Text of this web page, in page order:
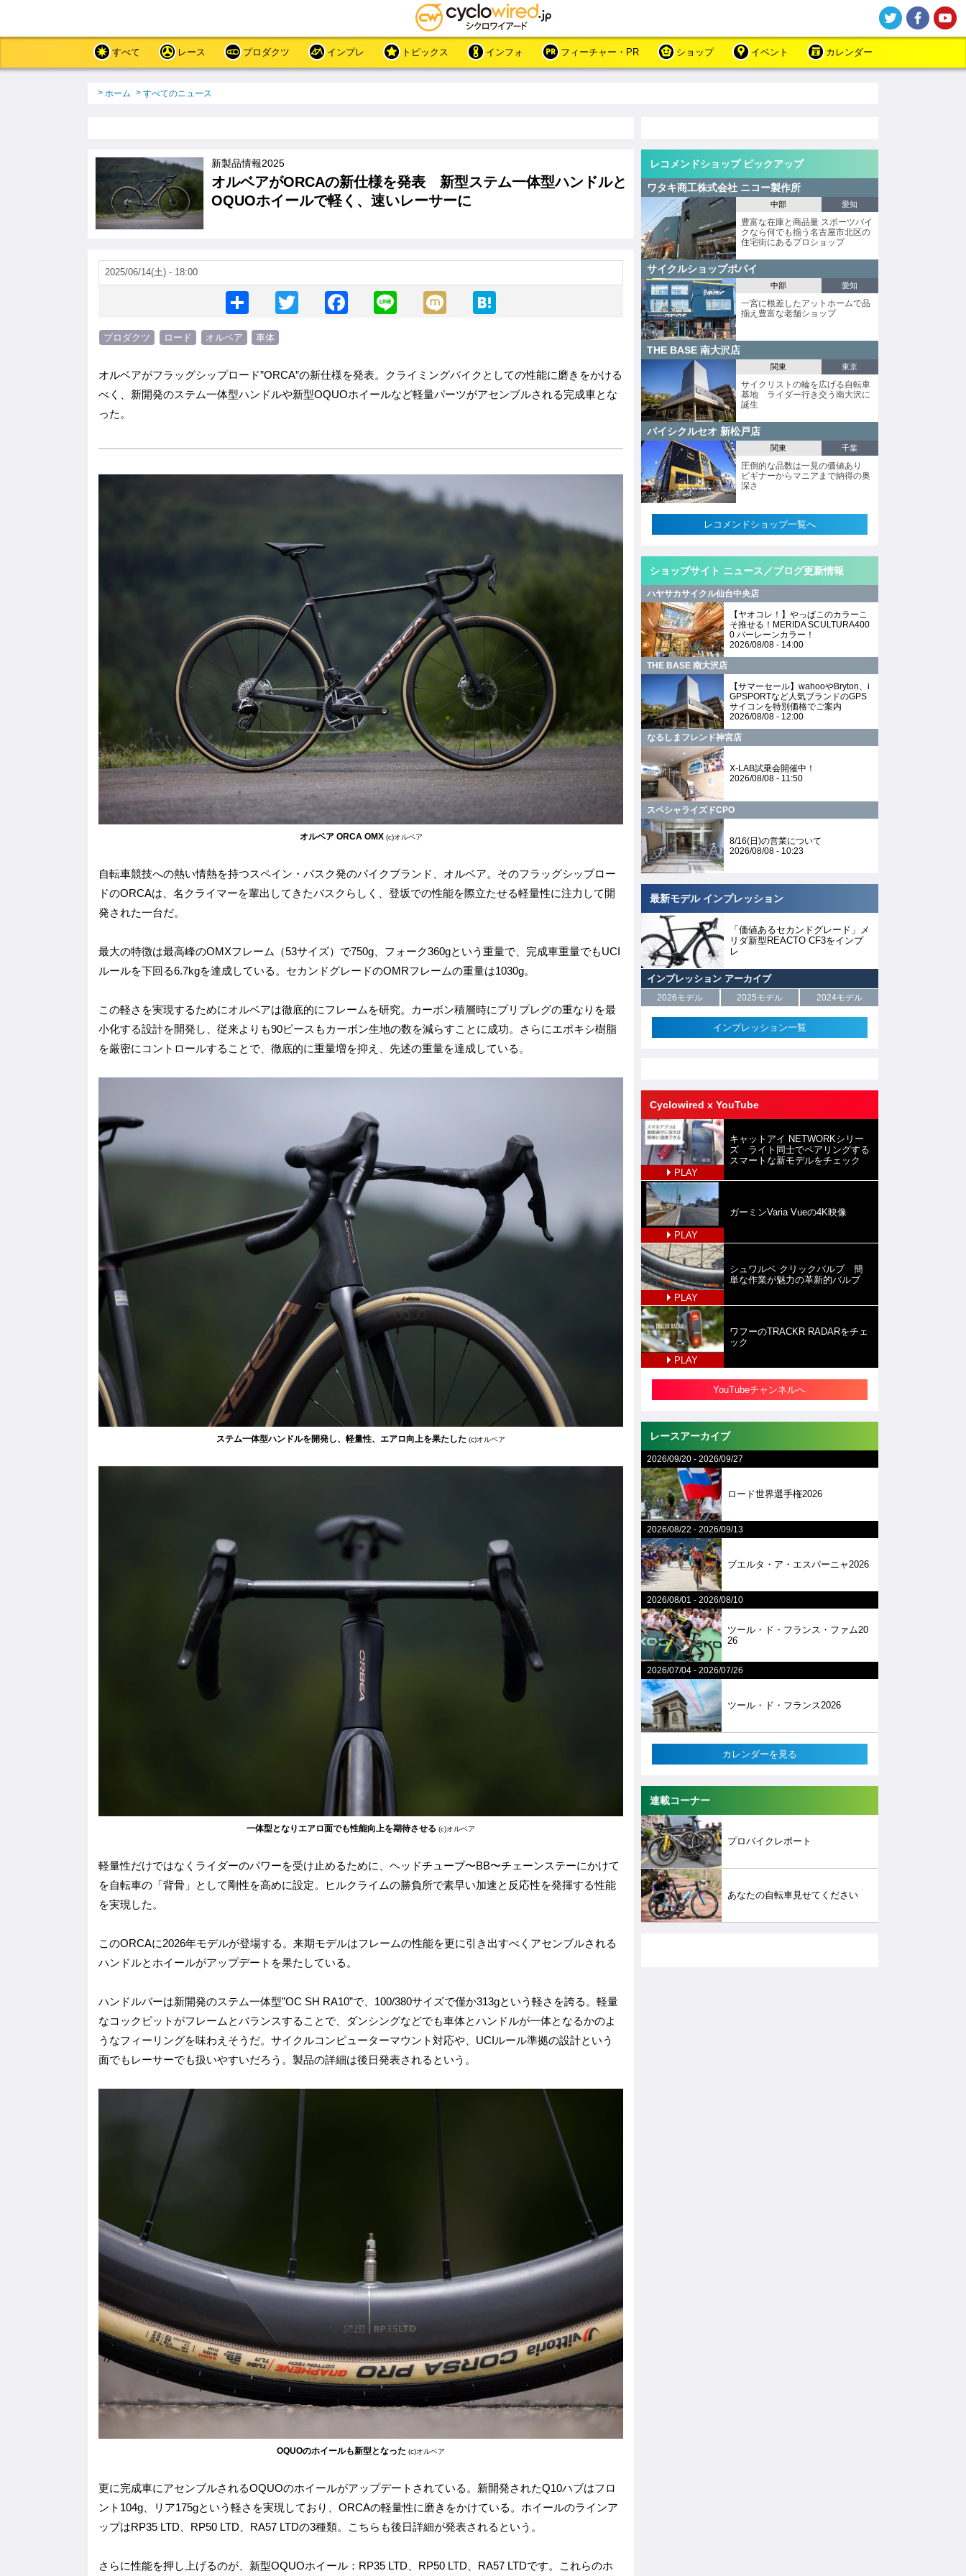
テ
すべて レース プロダクツ インプレ トピックス インフォ フィーチャー・PR ショップ イベント カレンダー
パ ホーム すべてのニュース
新製品情報2025
オルベアがORCAの新仕様を発表 新型ステム一体型ハンドルと
OQUOホイールで軽く、速いレーサーに
2025/06/14(土) - 18:00
h
ar
e
er
e
b
n
a
プロダクツ ロード オルベア 車体
オルベアがフラッグシップロード”ORCA”の新仕様を発表。クライミングバイクとしての性能に磨きをかける
べく、新開発のステム一体型ハンドルや新型OQUOホイールなど軽量パーツがアセンブルされる完成車とな
った。
オルベア ORCA OMX (c)オルベア
自転車競技への熱い情熱を持つスペイン・バスク発のバイクブランド、オルベア。そのフラッグシップロー
ドのORCAは、名クライマーを輩出してきたバスクらしく、登坂での性能を際立たせる軽量性に注力して開
発された一台だ。
最大の特徴は最高峰のOMXフレーム（53サイズ）で750g、フォーク360gという重量で、完成車重量でもUCI
ルールを下回る6.7kgを達成している。セカンドグレードのOMRフレームの重量は1030g。
この軽さを実現するためにオルベアは徹底的にフレームを研究。カーボン積層時にプリプレグの重なりを最
小化する設計を開発し、従来よりも90ピースもカーボン生地の数を減らすことに成功。さらにエポキシ樹脂
を厳密にコントロールすることで、徹底的に重量増を抑え、先述の重量を達成している。
ステム一体型ハンドルを開発し、軽量性、エアロ向上を果たした(c)オルベア
一体型となりエアロ面でも性能向上を期待させる(c)オルベア
軽量性だけではなくライダーのパワーを受け止めるために、ヘッドチューブ〜BB〜チェーンステーにかけて
を自転車の「背骨」として剛性を高めに設定。ヒルクライムの勝負所で素早い加速と反応性を発揮する性能
を実現した。
このORCAに2026年モデルが登場する。来期モデルはフレームの性能を更に引き出すべくアセンブルされる
ハンドルとホイールがアップデートを果たしている。
ハンドルバーは新開発のステム一体型”OC SH RA10”で、100/380サイズで僅か313gという軽さを誇る。軽量
なコックピットがフレームとバランスすることで、ダンシングなどでも車体とハンドルが一体となるかのよ
うなフィーリングを味わえそうだ。サイクルコンピューターマウント対応や、UCIルール準拠の設計という
面でもレーサーでも扱いやすいだろう。製品の詳細は後日発表されるという。
OQUOのホイールも新型となった(c)オルベア
更に完成車にアセンブルされるOQUOのホイールがアップデートされている。新開発されたQ10ハブはフロ
ント104g、リア175gという軽さを実現しており、ORCAの軽量性に磨きをかけている。ホイールのラインア
ップはRP35 LTD、RP50 LTD、RA57 LTDの3種類。こちらも後日詳細が発表されるという。
さらに性能を押し上げるのが、新型OQUOホイール：RP35 LTD、RP50 LTD、RA57 LTDです。これらのホ
レコメンドショップ ピックアップ
ワタキ商工株式会社 ニコー製作所
中部 愛知
豊富な在庫と商品量 スポーツバイ
クなら何でも揃う名古屋市北区の
住宅街にあるプロショップ
サイクルショップポパイ
中部 愛知
一宮に根差したアットホームで品
揃え豊富な老舗ショップ
THE BASE 南大沢店
関東 東京
サイクリストの輪を広げる自転車
基地 ライダー行き交う南大沢に
誕生
バイシクルセオ 新松戸店
関東 千葉
圧倒的な品数は一見の価値あり
ビギナーからマニアまで納得の奥
深さ
レコメンドショップ一覧へ
ショップサイト ニュース／ブログ更新情報
ハヤサカサイクル仙台中央店
【ヤオコレ！】やっぱこのカラーこ
そ推せる！MERIDA SCULTURA400
0 バーレーンカラー！
2026/08/08 - 14:00
THE BASE 南大沢店
【サマーセール】wahooやBryton、i
GPSPORTなど人気ブランドのGPS
サイコンを特別価格でご案内
2026/08/08 - 12:00
なるしまフレンド神宮店
X-LAB試乗会開催中！
2026/08/08 - 11:50
スペシャライズドCPO
8/16(日)の営業について
2026/08/08 - 10:23
最新モデル インプレッション
「価値あるセカンドグレード」メ
リダ新型REACTO CF3をインプ
レ
インプレッション アーカイブ
2026モデル 2025モデル 2024モデル
インプレッション一覧
Cyclowired x YouTube
PLAY
キャットアイ NETWORKシリー
ズ ライト同士でペアリングする
スマートな新モデルをチェック
PLAY
ガーミンVaria Vueの4K映像
PLAY
シュワルベ クリックバルブ 簡
単な作業が魅力の革新的バルブ
PLAY
ワフーのTRACKR RADARをチェ
ック
YouTubeチャンネルへ
レースアーカイブ
2026/09/20- 2026/09/27
ロード世界選手権2026
2026/08/22 - 2026/09/13
ブエルタ・ア・エスパーニャ2026
2026/08/01 - 2026/08/10
ツール・ド・フランス・ファム20
26
2026/07/04- 2026/07/26
ツール・ド・フランス2026
カレンダーを見る
連載コーナー
プロバイクレポート
あなたの自転車見せてください